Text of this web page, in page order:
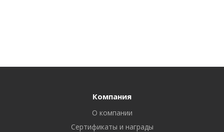
Компания
О компании
Сертификаты и награды